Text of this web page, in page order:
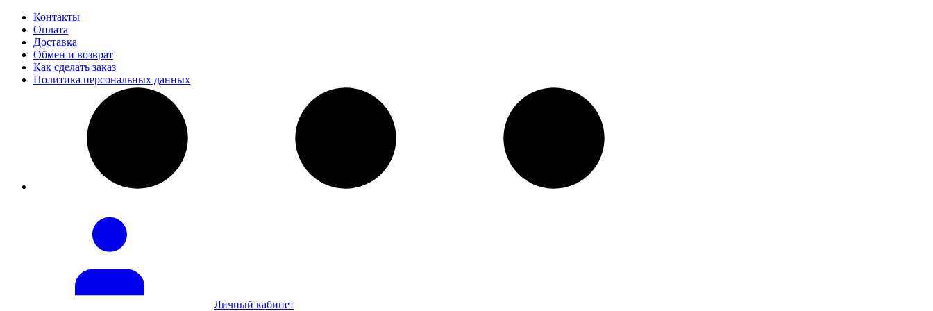
Контакты
Оплата
Доставка
Обмен и возврат
Как сделать заказ
Политика персональных данных
Личный кабинет